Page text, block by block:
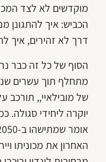
מוקדשים לא לצד
הכביש: איך להתגונן
דרך לא זהירים, איך
הסוף של כל זה כבר
מתחלף תוך עשרים
האחרון את מכוניתו